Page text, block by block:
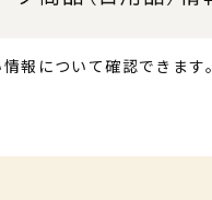
報について確認できます。